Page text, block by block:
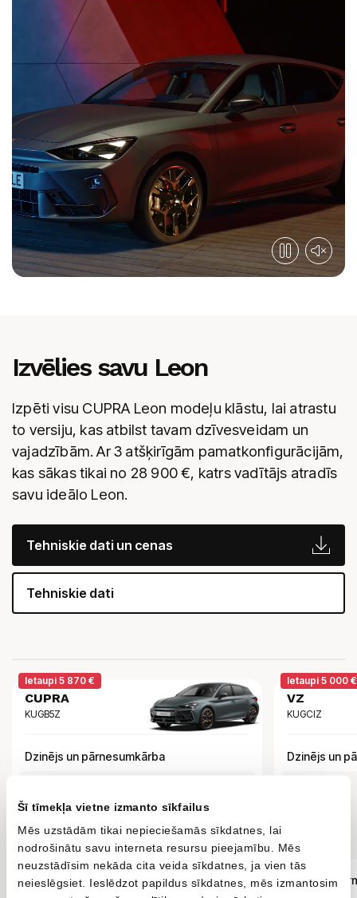
Šī tīmekļa vietne izmanto sīkfailus
Mēs uzstādām tikai nepieciešamās sīkdatnes, lai
nodrošinātu savu interneta resursu pieejamību. Mēs
neuzstādīsim nekāda cita veida sīkdatnes, ja vien tās
neieslēgsiet. Ieslēdzot papildus sīkdatnes, mēs izmantosim
Izvēlies savu Leon
Izpēti visu CUPRA Leon modeļu klāstu, lai atrastu
to versiju, kas atbilst tavam dzīvesveidam un
vajadzībām. Ar 3 atšķirīgām pamatkonfigurācijām,
kas sākas tikai no 28 900€, katrs vadītājs atradīs
savu ideālo Leon.
Tehniskie dati un cenas
Tehniskie dati
Ietaupi 5 870 €
CUPRA
KUGB5Z
Dzinējs un pārnesumkārba
1.5 eTSI
DSG-7
150 Zs
Papildu informācija
Ietaupi 5 000 €
VZ
KUGCIZ
Dzinējs un
Papildu